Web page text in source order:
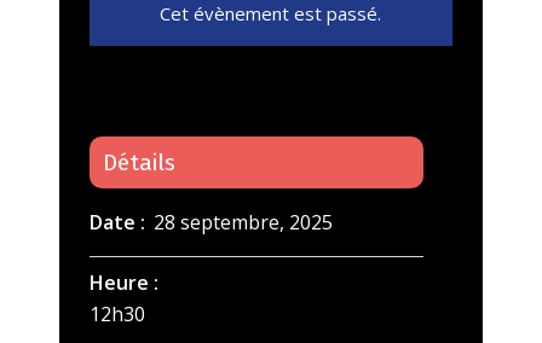
Cet évènement est passé.
Détails
Date : 28 septembre, 2025
Heure :
12h30